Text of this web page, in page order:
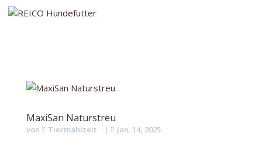
MaxiSan Naturstreu
von Tiermahlzeit | Jan. 14, 2025